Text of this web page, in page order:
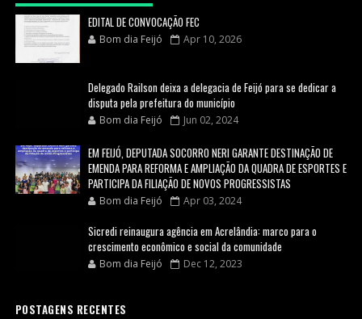
EDITAL DE CONVOCAÇÃO FEC
Bom dia Feijó Apr 10, 2026
Delegado Railson deixa a delegacia de Feijó para se dedicar a
disputa pela prefeitura do município
Bom dia Feijó Jun 02, 2024
EM FEIJÓ, DEPUTADA SOCORRO NERI GARANTE DESTINAÇÃO DE
EMENDA PARA REFORMA E AMPLIAÇÃO DA QUADRA DE ESPORTES E
PARTICIPA DA FILIAÇÃO DE NOVOS PROGRESSISTAS
Bom dia Feijó Apr 03, 2024
Sicredi reinaugura agência em Acrelândia: marco para o
crescimento econômico e social da comunidade
Bom dia Feijó Dec 12, 2023
POSTAGENS RECENTES